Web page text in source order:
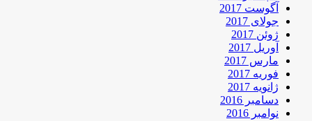
آگوست 2017
جولای 2017
ژوئن 2017
آوریل 2017
مارس 2017
فوریه 2017
ژانویه 2017
دسامبر 2016
نوامبر 2016